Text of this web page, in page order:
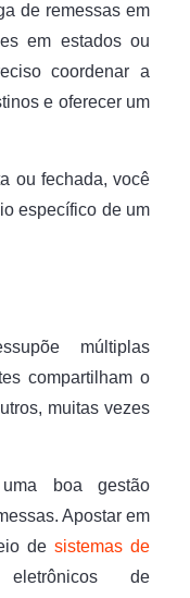
de remessas em
em estados ou
coordenar a
e oferecer um
ou fechada, você
específico de um
múltiplas
compartilham o
muitas vezes
boa gestão
Apostar em
de sistemas de
de